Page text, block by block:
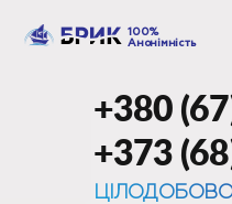
100%
Анонімність
+380
+373